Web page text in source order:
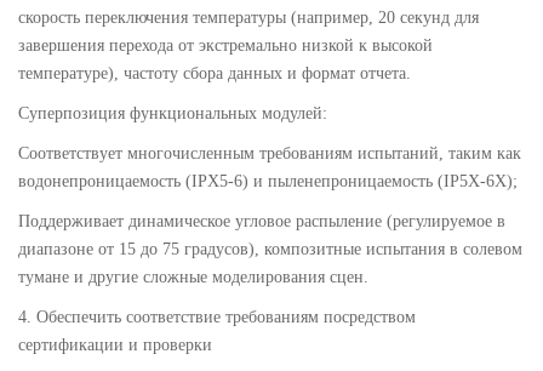
скорость переключения температуры (например, 20 секунд для
завершения перехода от экстремально низкой к высокой
температуре), частоту сбора данных и формат отчета.
Суперпозиция функциональных модулей:
Соответствует многочисленным требованиям испытаний, таким как
водонепроницаемость (IPX5-6) и пыленепроницаемость (IP5X-6X);
Поддерживает динамическое угловое распыление (регулируемое в
диапазоне от 15 до 75 градусов), композитные испытания в солевом
тумане и другие сложные моделирования сцен.
4. Обеспечить соответствие требованиям посредством
сертификации и проверки